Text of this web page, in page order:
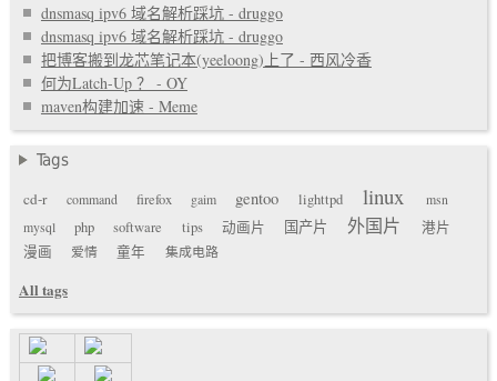
dnsmasq ipv6 域名解析踩坑 - druggo
dnsmasq ipv6 域名解析踩坑 - druggo
把博客搬到龙芯笔记本(yeeloong)上了 - 西风冷香
何为Latch-Up ？ - OY
maven构建加速 - Meme
Tags
cd-r
command firefox gaim gentoo lighttpd linux
msn
mysql
php software tips 动画片 国产片 外国片
港片
漫画
爱情 童年 集成电路
All tags